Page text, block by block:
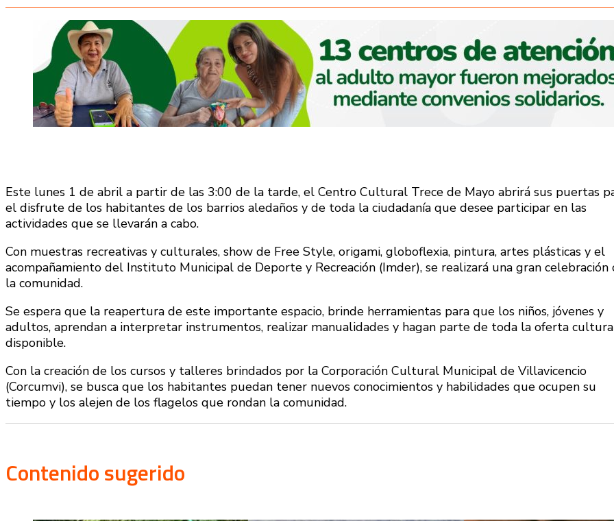
Este lunes 1 de abril a partir de las 3:00 de la tarde, el Centro Cultural Trece de Mayo abrirá sus puertas
el disfrute de los habitantes de los barrios aledaños y de toda la ciudadanía que desee participar en las
actividades que se llevarán a cabo.
Con muestras recreativas y culturales, show de Free Style, origami, globoflexia, pintura, artes plásticas y el
acompañamiento del Instituto Municipal de Deporte y Recreación (Imder), se realizará una gran celebración
la comunidad.
Se espera que la reapertura de este importante espacio, brinde herramientas para que los niños, jóvenes y
adultos, aprendan a interpretar instrumentos, realizar manualidades y hagan parte de toda la oferta
disponible.
Con la creación de los cursos y talleres brindados por la Corporación Cultural Municipal de Villavicencio
(Corcumvi), se busca que los habitantes puedan tener nuevos conocimientos y habilidades que ocupen su
tiempo y los alejen de los flagelos que rondan la comunidad.
Contenido sugerido